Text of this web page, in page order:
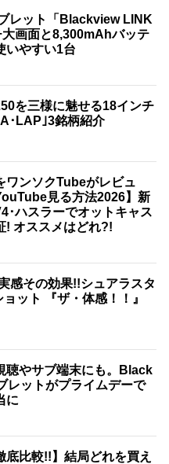
レット「Blackview LINK
画面と8,300mAhバッテ
いやすい1台
を三様に魅せる18インチ
･LAP｣3銘柄紹介
ワンソクTubeがレビュ
見る方法2026】新
･ハスラーでオットキャス
! オススメはどれ?!
感その効果!!シュアラスタ
ット 『ザ・体感！！』
聴やサブ端末にも。Black
レットがプライムデーで
に
底比較!!】結局どれを買え